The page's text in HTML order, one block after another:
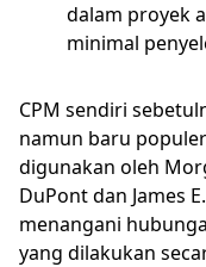
dalam proyek
minimal
CPM sendiri
namun baru
digunakan oleh
DuPont dan James
menangani
yang dilakukan